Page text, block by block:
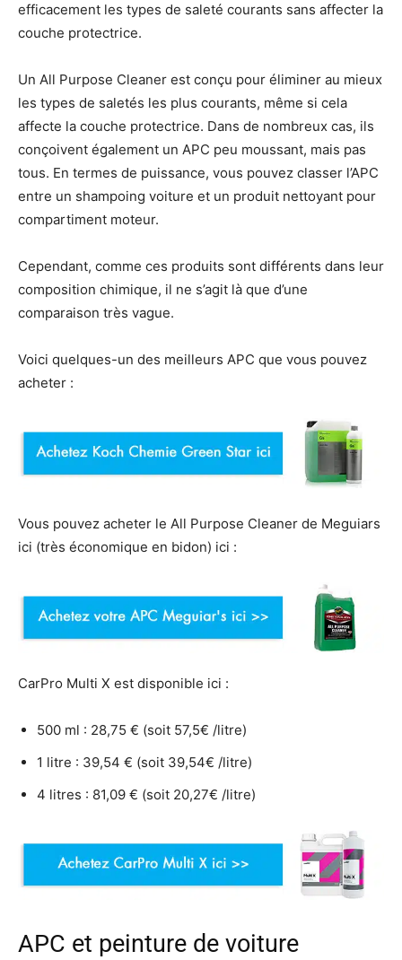
efficacement les types de saleté courants sans affecter la
couche protectrice.
Un All Purpose Cleaner est conçu pour éliminer au mieux
les types de saletés les plus courants, même si cela
affecte la couche protectrice. Dans de nombreux cas, ils
conçoivent également un APC peu moussant, mais pas
tous. En termes de puissance, vous pouvez classer l’APC
entre un shampoing voiture et un produit nettoyant pour
compartiment moteur.
Cependant, comme ces produits sont différents dans leur
composition chimique, il ne s’agit là que d’une
comparaison très vague.
Voici quelques-un des meilleurs APC que vous pouvez
acheter :
Vous pouvez acheter le All Purpose Cleaner de Meguiars
ici (très économique en bidon) ici :
CarPro Multi X est disponible ici :
500 ml : 28,75 € (soit 57,5€ /litre)
1 litre : 39,54 € (soit 39,54€ /litre)
4 litres : 81,09 € (soit 20,27€ /litre)
APC et peinture de voiture